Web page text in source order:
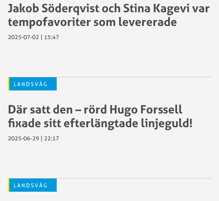
Jakob Söderqvist och Stina Kagevi var
tempofavoriter som levererade
2025-07-02 | 15:47
LANDSVÄG
Där satt den – rörd Hugo Forssell
fixade sitt efterlängtade linjeguld!
2025-06-29 | 22:17
LANDSVÄG